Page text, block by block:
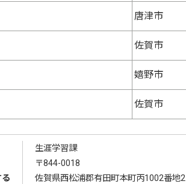
唐津市
佐賀市
嬉野市
佐賀市
生涯学習課
〒844-0018
佐賀県西松浦郡有田町本町丙1002番地2